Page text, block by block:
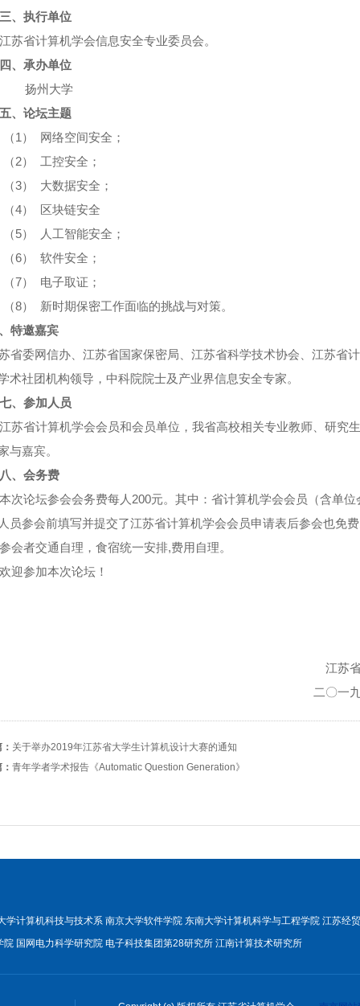
、执行单位
苏省计算机学会信息安全专业委员会。
、承办单位
扬州大学
、论坛主题
（1） 网络空间安全；
（2） 工控安全；
（3） 大数据安全；
（4） 区块链安全
（5） 人工智能安全；
（6） 软件安全；
（7） 电子取证；
（8） 新时期保密工作面临的挑战与对策。
特邀嘉宾
委网信办、江苏省国家保密局、江苏省科学技术协会、江苏省
术社团机构领导，中科院院士及产业界信息安全专家。
、参加人员
苏省计算机学会会员和会员单位，我省高校相关专业教师、研究
与嘉宾。
、会务费
次论坛参会会务费每人 200元。其中：省计算机学会会员（含单位
员参会前填写并提交了江苏省计算机学会会员申请表后参会也免费
会者交通自理，食宿统一安排,费用自理。
迎参加本次论坛！
江苏省计算机
二〇一九年二月
关于举办2019年江苏省大学生计算机设计大赛的通知
青年学者学术报告《Automatic Question Generation》
学计算机科技与技术系 南京大学软件学院 东南大学计算机科学与工程学院 江苏经
院 国网电力科学研究院 电子科技集团第28研究所 江南计算技术研究所